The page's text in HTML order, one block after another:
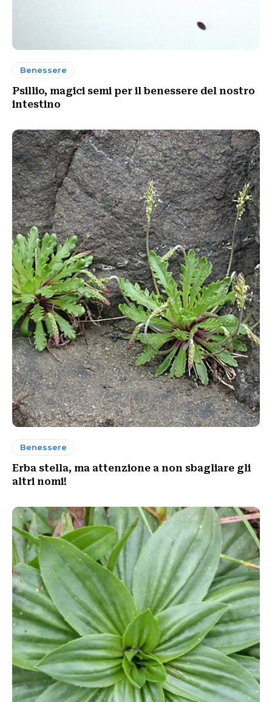
Benessere
Psillio, magici semi per il benessere del nostro
intestino
Benessere
Erba stella, ma attenzione a non sbagliare gli
altri nomi!